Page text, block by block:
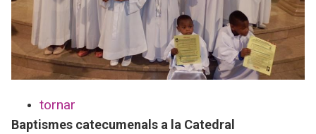
tornar
Baptismes catecumenals a la Catedral